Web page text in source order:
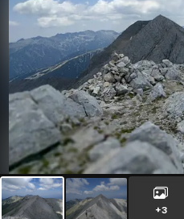
Кончето,
Суходол - по +3